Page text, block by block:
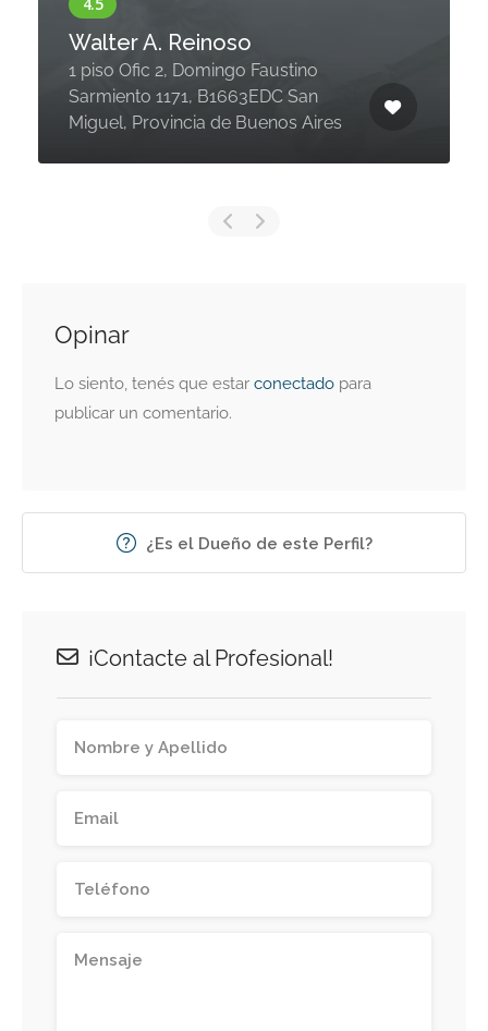
Walter A. Reinoso
1 piso Ofic 2, Domingo Faustino
Sarmiento 1171, B1663EDC San
Miguel, Provincia de Buenos Aires
Opinar
Lo siento, tenés que estar conectado para
publicar un comentario.
¿Es el Dueño de este Perfil?
¡Contacte al Profesional!